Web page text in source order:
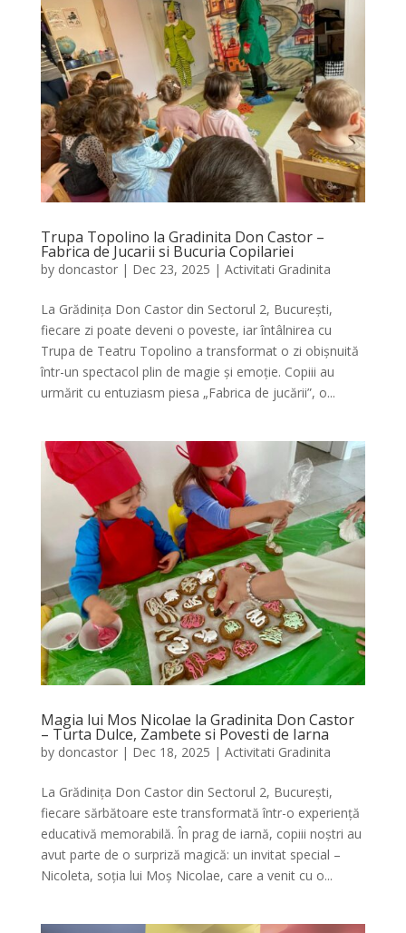
Trupa Topolino la Gradinita Don Castor –
Fabrica de Jucarii si Bucuria Copilariei
by doncastor| Dec 23, 2025 | Activitati Gradinita
La Grădinița Don Castor din Sectorul 2, București,
fiecare zi poate deveni o poveste, iar întâlnirea cu
Trupa de Teatru Topolino a transformat o zi obișnuită
într-un spectacol plin de magie și emoție. Copiii au
urmărit cu entuziasm piesa „Fabrica de jucării”, o...
Magia lui Mos Nicolae la Gradinita Don Castor
– Turta Dulce, Zambete si Povesti de Iarna
by doncastor| Dec 18, 2025 | Activitati Gradinita
La Grădinița Don Castor din Sectorul 2, București,
fiecare sărbătoare este transformată într-o experiență
educativă memorabilă. În prag de iarnă, copiii noștri au
avut parte de o surpriză magică: un invitat special –
Nicoleta, soția lui Moș Nicolae, care a venit cu o...